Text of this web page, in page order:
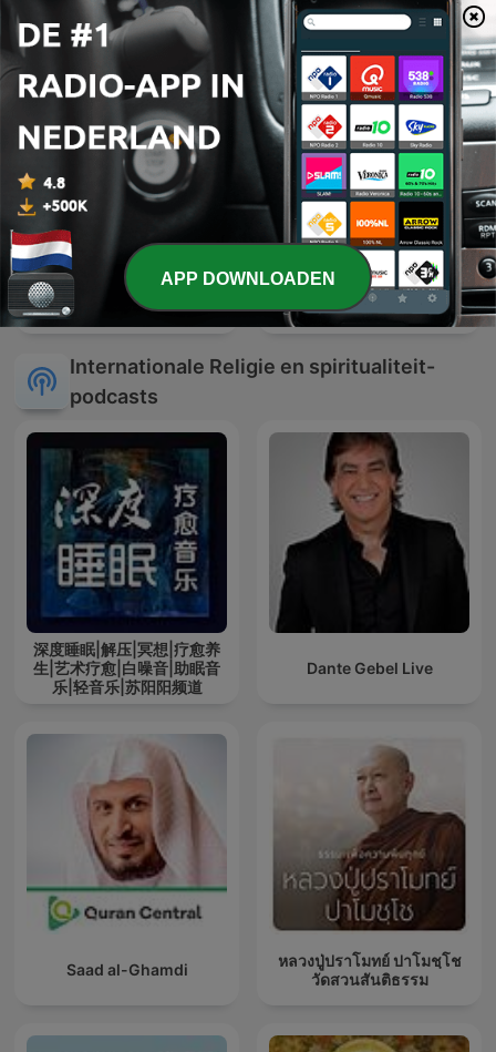
Vrijheid
Bible Prophecy Talk - End
Times News and Theology
Podcast
Kloostergesprekken
Internationale Religie en spiritualiteit-
podcasts
深度睡眠|解压|冥想|疗愈养
生|艺术疗愈|白噪音|助眠音
乐|轻音乐|苏阳阳频道
Dante Gebel Live
Saad al-Ghamdi
หลวงปู่ปราโมทย์ ปาโมชฺโช
วัดสวนสันติธรรม
APP DOWNLOADEN